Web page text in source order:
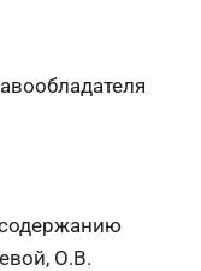
содержанию
О.В.